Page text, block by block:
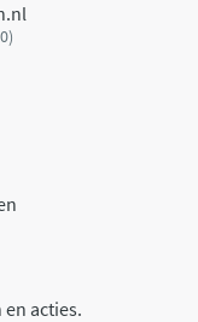
acties.